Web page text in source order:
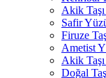
Akik
Safir
Firuze
Ametist
Akik
Doğal